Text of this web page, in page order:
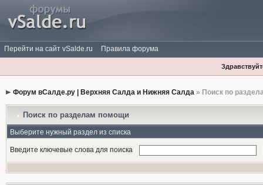
Перейти на сайт vSalde.ru Правила форума
Форум вСалде.ру | Верхняя Салда и Нижняя Салда» Поиск по
Поиск по разделам помощи
Выберите нужный раздел из списка
Введите ключевые слова для поиска